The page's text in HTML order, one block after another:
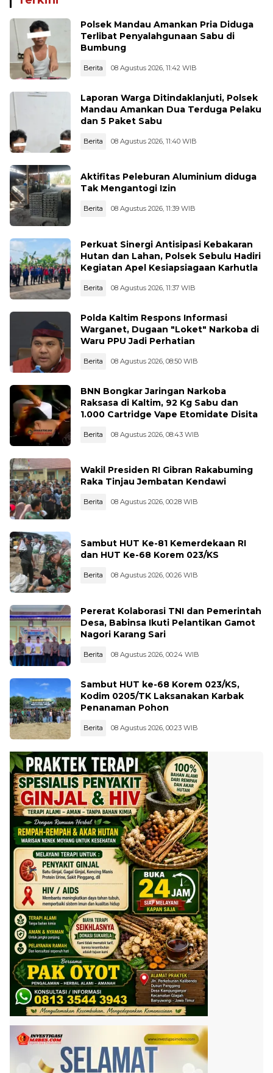
Polsek Mandau Amankan Pria Diduga
Terlibat Penyalahgunaan Sabu di
Bumbung
Berita 08 Agustus 2026, 11:42 WIB
Laporan Warga Ditindaklanjuti, Polsek
Mandau Amankan Dua Terduga Pelaku
dan 5 Paket Sabu
Berita 08 Agustus 2026, 11:40 WIB
Aktifitas Peleburan Aluminium diduga
Tak Mengantogi Izin
Berita 08 Agustus 2026, 11:39 WIB
Perkuat Sinergi Antisipasi Kebakaran
Hutan dan Lahan, Polsek Sebulu Hadiri
Kegiatan Apel Kesiapsiagaan Karhutla
Berita 08 Agustus 2026, 11:37 WIB
Polda Kaltim Respons Informasi
Warganet, Dugaan "Loket" Narkoba di
Waru PPU Jadi Perhatian
Berita 08 Agustus 2026, 08:50 WIB
BNN Bongkar Jaringan Narkoba
Raksasa di Kaltim, 92 Kg Sabu dan
1.000 Cartridge Vape Etomidate Disita
Berita 08 Agustus 2026, 08:43 WIB
Wakil Presiden RI Gibran Rakabuming
Raka Tinjau Jembatan Kendawi
Berita 08 Agustus 2026, 00:28 WIB
Sambut HUT Ke-81 Kemerdekaan RI
dan HUT Ke-68 Korem 023/KS
Berita 08 Agustus 2026, 00:26 WIB
Pererat Kolaborasi TNI dan Pemerintah
Desa, Babinsa Ikuti Pelantikan Gamot
Nagori Karang Sari
Berita 08 Agustus 2026, 00:24 WIB
Sambut HUT ke-68 Korem 023/KS,
Kodim 0205/TK Laksanakan Karbak
Penanaman Pohon
Berita 08 Agustus 2026, 00:23 WIB